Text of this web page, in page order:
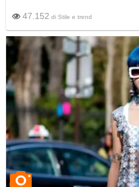
47.152 di Stile e trend